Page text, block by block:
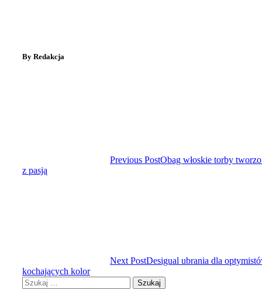
By Redakcja
Previous PostObag włoskie torby
z pasją
Next PostDesigual ubrania dla
kochających kolor
Szukaj: